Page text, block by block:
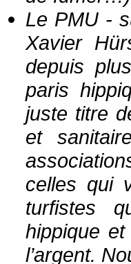
Le PMU -
Xavier
depuis
paris
juste titre
et
celles qui
turfistes
hippique
l’argent.